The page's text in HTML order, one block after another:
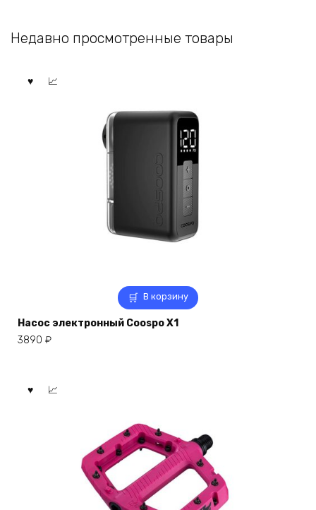
Недавно просмотренные товары
В корзину
Насос электронный Coospo X1
3890 ₽